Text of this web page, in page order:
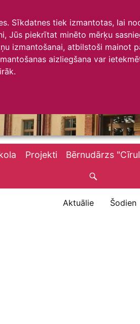
Sīkdatnes tiek izmantotas, lai
Jūs piekrītat minēto mērķu
izmantošanai, atbilstoši mainot
aizliegšana var
Projekti Bērnudārzs
Aktuālie Šodien